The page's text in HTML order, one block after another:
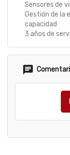
Sensores de
Gestión de la
capacidad
3 años de